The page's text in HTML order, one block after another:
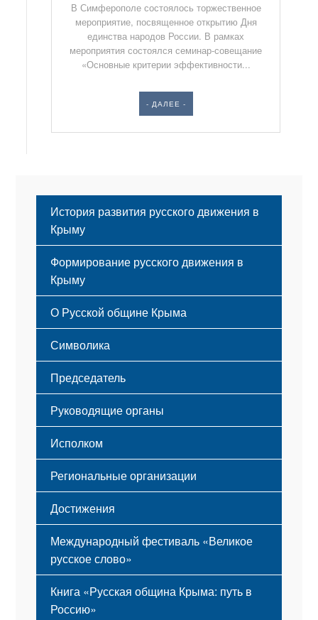
В Симферополе состоялось торжественное
мероприятие, посвященное открытию Дня
единства народов России. В рамках
мероприятия состоялся семинар-совещание
«Основные критерии эффективности...
- ДАЛЕЕ -
История развития русского движения в
Крыму
Формирование русского движения в
Крыму
Русский Крым
О Русской общине Крыма
Этапы становления
Принципы деятельности
Структура
Мероприятия
Символика
Флаг
Герб
Гимн
Председатель
Руководящие органы
Исполком
Региональные организации
Достижения
Международный фестиваль «Великое
русское слово»
Книга «Русская община Крыма: путь в
Россию»